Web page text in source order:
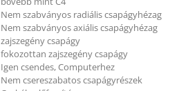
Nem szabványos radiális csapágyhézag
Nem szabványos axiális csapágyhézag
zajszegény csapágy
fokozottan zajszegény csapágy
Igen csendes, Computerhez
Nem csereszabatos csapágyrészek